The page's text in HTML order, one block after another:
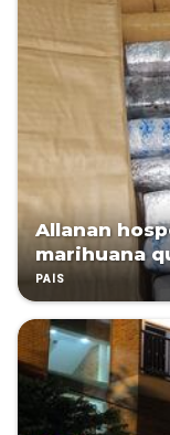
Allanan
marihuana
PAÍS